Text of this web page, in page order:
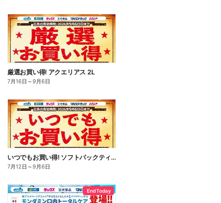
厳選お買い得! アクエリアス 2L
7月16日 ～9月6日
いつでもお買い得! ソフトパックティッシュ
7月12日 ～9月6日
End Today